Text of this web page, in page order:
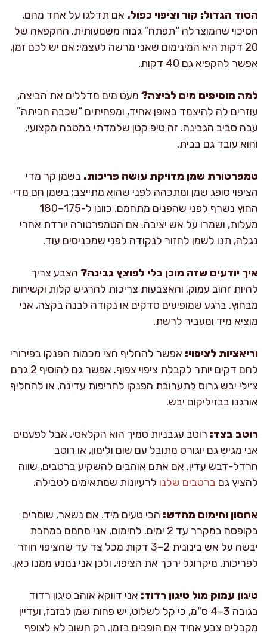
הסוד הגדול: קור וציפוי כפול. אם תדלגו על אחד מהם,
הסיכוי שהמוצרלה “תפתח” גבוה משמעותית. ההקפאה של
20 דקות היא המינימום שאני מרשה לעצמי; אם יש לכם זמן,
אפשר להקפיא גם 40 דקות.
למה מוסיפים מים לביצה? מעט מים מדללים את הביצה,
עוזרים לה להיצמד באופן אחיד, ומפחיתים “שכבה חביתה”
עבה סביב הגבינה. זה טיפ קטן שלמדתי במטבח מקצועי,
והוא עובד גם בבית.
טמפרטורת שמן מדויקת עושה פריכות. בשמן קר מדי
הציפוי סופג שמן ומתכהה לפני שהוא מתייצב; בשמן חם מדי
החוץ נשרף לפני שהפנים מתחמם. כוונו ל-175–180
מעלות, ושמרו על אש יציבה. אם הטמפרטורה יורדת אחרי
נגלה, תנו לשמן לחזור לנקודה לפני שמכניסים עוד.
איך יודעים שזה מוכן בלי לפוצץ גבינה? הצבע צריך
להיות זהוב עמוק, והאצבעות צריכות להרגיש קלות וקשיחות
מבחוץ. ברגע שמופיעים סדקים או נקודה לבנה בקצה, אני
מוציא מיד ומעביר לרשת.
וריאציות לציפוי: אפשר להחליף חצי מכמות הפנקו בפירורי
לחם דקים יותר לקבלת ציפוי צפוף. אפשר גם להוסיף 2 גרם
צ׳ילי יבש גרוס לתערובת הפנקו לחריפות עדינה, או להחליף
אורגנו בבזיליקום יבש.
רוטב בצד: רוטב עגבניות סמיך הוא הקלאסי, אבל לפעמים
אני מגיש גם יוגורט מתובל עם שום ולימון, או רוטב
חרדל-דבש עדין. אם אתם אוהבים להשקיע ברטבים, שווה
להציץ גם ברטבים שלנו לרעיונות שמתאימים לטבילה.
אחסון וחימום מחדש: הכי טעים מיד. אם נשאר, שומרים
בקופסה במקרר עד 2 ימים. לחימום, אני מחמם במחבת
יבשה על אש בינונית 2–3 דקות מכל צד עד שהציפוי חוזר
לפריכות. מיקרוגל ירכך את הציפוי, ולכן אני נמנע ממנו כאן.
טיגון עמוק מול טיגון רדוד: אני דווקא אוהב טיגון רדוד
בגובה 3–4 ס"מ, כי קל לשלוט, יש פחות שמן לבזבז, ועדיין
מקבלים צבע אחיד אם הופכים בזמן. רק חשוב לא לצופף